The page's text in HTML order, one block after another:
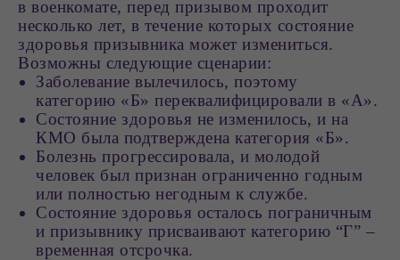
в военкомате, перед призывом проходит
несколько лет, в течение которых состояние
здоровья призывника может измениться.
Возможны следующие сценарии:
Заболевание вылечилось, поэтому
категорию «Б» переквалифицировали в «А».
Состояние здоровья не изменилось, и на
КМО была подтверждена категория «Б».
Болезнь прогрессировала, и молодой
человек был признан ограниченно годным
или полностью негодным к службе.
Состояние здоровья осталось пограничным
и призывнику присваивают категорию “Г” –
временная отсрочка.